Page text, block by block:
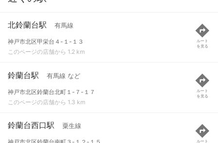
北鈴蘭台駅 有馬線
神戸市北区甲栄台４-１-１３
このページの店舗から 1.2 km
ルート
を見る
鈴蘭台駅 有馬線 など
神戸市北区鈴蘭台北町１-７-１７
このページの店舗から 1.3 km
ルート
を見る
鈴蘭台西口駅 粟生線
ルート